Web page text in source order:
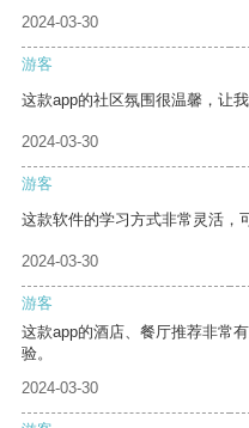
2024-03-30
游客
这款app的社区氛围很温馨，让
2024-03-30
游客
这款软件的学习方式非常灵活，
2024-03-30
游客
这款app的酒店、餐厅推荐非常
验。
2024-03-30